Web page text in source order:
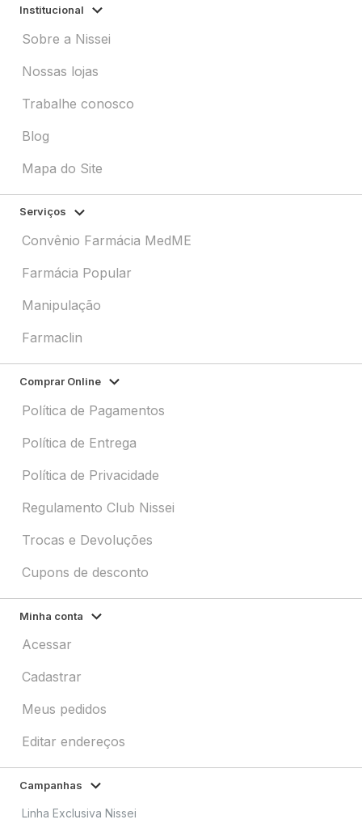
Institucional
Sobre a Nissei
Nossas lojas
Trabalhe conosco
Blog
Mapa do Site
Serviços
Convênio Farmácia MedME
Farmácia Popular
Manipulação
Farmaclin
Comprar Online
Política de Pagamentos
Política de Entrega
Política de Privacidade
Regulamento Club Nissei
Trocas e Devoluções
Cupons de desconto
Minha conta
Acessar
Cadastrar
Meus pedidos
Editar endereços
Campanhas
Linha Exclusiva Nissei